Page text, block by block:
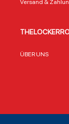
Versand &
ÜBER UNS